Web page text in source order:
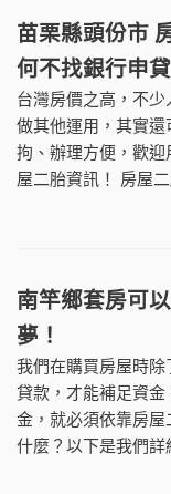
苗栗縣頭份市
何不找銀行申貸
台灣房價之高，不
做其他運用，其實
拘、辦理方便，歡
屋二胎資訊！ 房屋
南竿鄉套房可
夢！
我們在購買房屋時
貸款，才能補足資
金，就必須依靠房
什麼？以下是我們